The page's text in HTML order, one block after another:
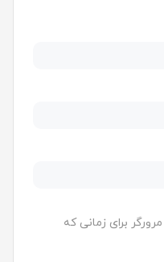
برای زمانی که